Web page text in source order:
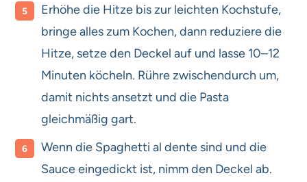
Erhöhe die Hitze bis zur leichten Kochstufe,
bringe alles zum Kochen, dann reduziere die
Hitze, setze den Deckel auf und lasse 10–12
Minuten köcheln. Rühre zwischendurch um,
damit nichts ansetzt und die Pasta
gleichmäßig gart.
Wenn die Spaghetti al dente sind und die
Sauce eingedickt ist, nimm den Deckel ab.